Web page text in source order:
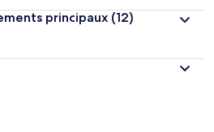
n
principaux (12)